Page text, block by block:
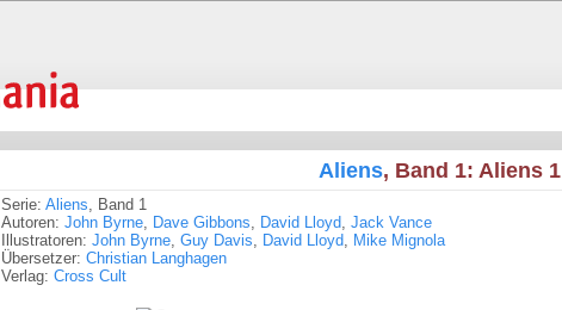
Aliens, Band 1: Aliens 1
Serie: Aliens, Band 1
Autoren: John Byrne, Dave Gibbons, David Lloyd, Jack Vance
Illustratoren: John Byrne, Guy Davis, David Lloyd, Mike Mignola
Übersetzer: Christian Langhagen
Verlag: Cross Cult